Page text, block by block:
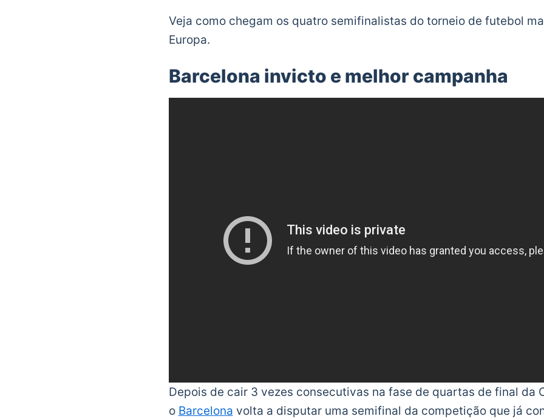
Veja como chegam os quatro semifinalistas do torneio de futebol
Europa.
Barcelona invicto e melhor campanha
Depois de cair 3 vezes consecutivas na fase de quartas de final da
o Barcelona volta a disputar uma semifinal da competição que já